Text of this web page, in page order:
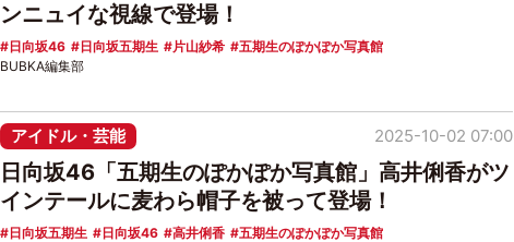
ンニュイな視線で登場！
日向坂46 日向坂五期生 片山紗希 五期生のぽかぽか写真館
BUBKA編集部
アイドル・芸能
日向坂46「五期生のぽかぽか写真館」高井俐香がツ
インテールに麦わら帽子を被って登場！
日向坂五期生 日向坂46 高井俐香 五期生のぽかぽか写真館
2025-10-02 07:00